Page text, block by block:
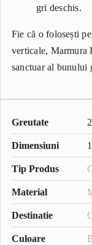
gri deschis.
Fie că o folosești
verticale, Marmura
sanctuar al bunului
Greutate
Dimensiuni
Tip Produs
Material
Destinatie
Culoare